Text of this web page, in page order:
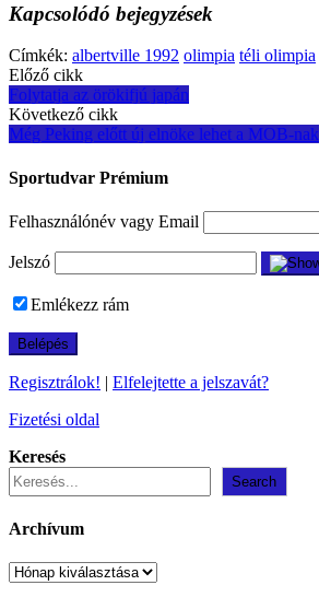
Kapcsolódó bejegyzések
Címkék: albertville 1992 olimpia téli olimpia
Post
navigation
Előző cikk
Folytatja az örökifjú japán
Következő cikk
Még Peking előtt új elnöke lehet a MOB-nak
Sportudvar Prémium
Felhasználónév vagy Email
Jelszó
Emlékezz rám
Regisztrálok! | Elfelejtette a jelszavát?
Fizetési oldal
Keresés
Search
Archívum
Archívum